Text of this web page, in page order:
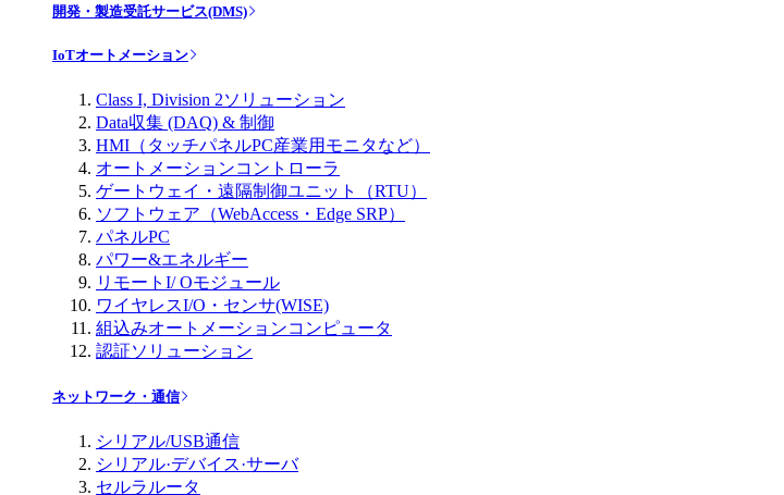
開発・製造受託サービス(DMS)
IoTオートメーション
Class I, Division 2ソリューション
Data収集 (DAQ) & 制御
HMI（タッチパネルPC産業用モニタなど）
オートメーションコントローラ
ゲートウェイ・遠隔制御ユニット（RTU）
ソフトウェア（WebAccess・Edge SRP）
パネルPC
パワー&エネルギー
リモートI/ Oモジュール
ワイヤレスI/O・センサ(WISE)
組込みオートメーションコンピュータ
認証ソリューション
ネットワーク・通信
シリアル/USB通信
シリアル·デバイス·サーバ
セルラルータ